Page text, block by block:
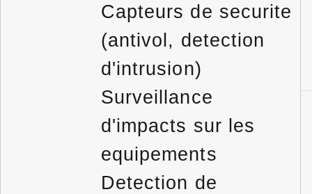
Capteurs de securite
(antivol, detection
d'intrusion)
Surveillance
d'impacts sur les
equipements
Detection de